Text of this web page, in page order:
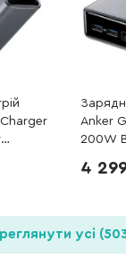
Anker
200W
4
усі